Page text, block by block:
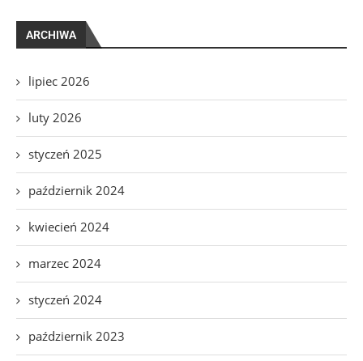
ARCHIWA
lipiec 2026
luty 2026
styczeń 2025
październik 2024
kwiecień 2024
marzec 2024
styczeń 2024
październik 2023